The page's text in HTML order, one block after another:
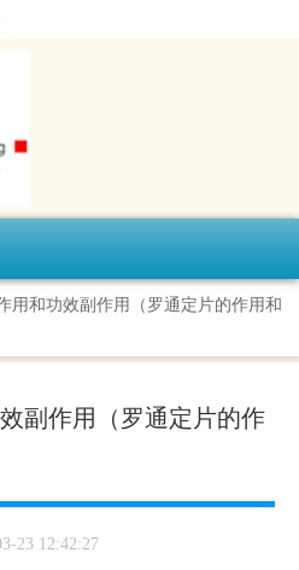
用和功效副作用（罗通定片的作用和
副作用（罗通定片的作
23 12:42:27